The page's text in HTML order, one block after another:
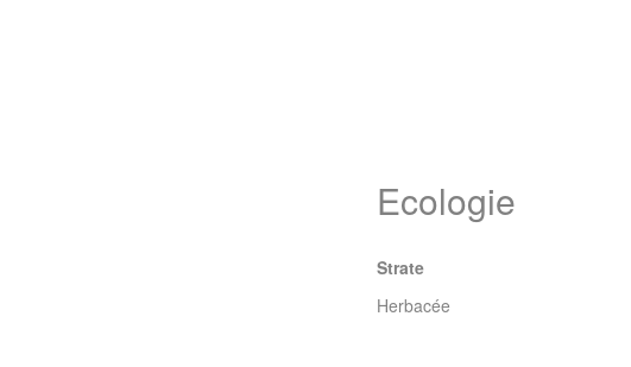
Ecologie
Strate
Herbacée